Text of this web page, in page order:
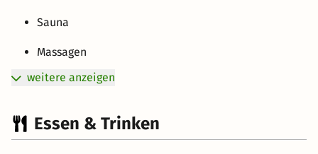
Sauna
Massagen
weitere anzeigen
Essen & Trinken